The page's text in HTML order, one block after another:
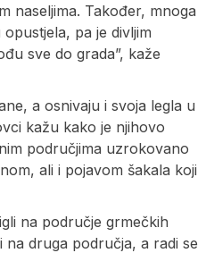
naseljima. Također, mnoga
pa je divljim
sve do grada”, kaže
a osnivaju i svoja legla u
kažu kako je njihovo
područjima uzrokovano
ali i pojavom šakala koji
na područje grmečkih
druga područja, a radi se